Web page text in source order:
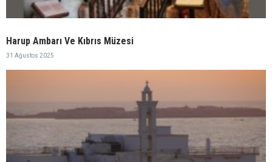
Harup Ambarı Ve Kıbrıs Müzesi
31 Ağustos 2025